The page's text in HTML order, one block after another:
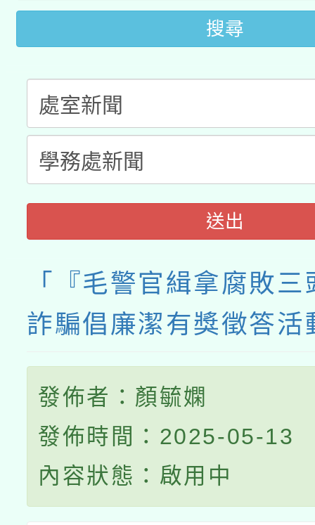
搜尋
送出
「『毛警官緝拿腐敗
詐騙倡廉潔有獎徵答活
發佈者：顏毓嫻
發佈時間：2025-05-13
內容狀態：啟用中